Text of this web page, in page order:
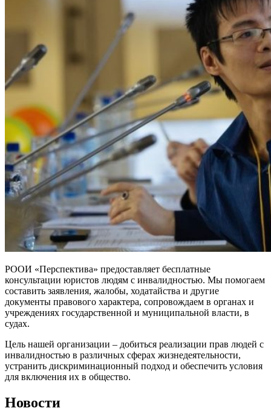
РООИ «Перспектива» предоставляет бесплатные
консультации юристов людям с инвалидностью. Мы помогаем
составить заявления, жалобы, ходатайства и другие
документы правового характера, сопровождаем в органах и
учреждениях государственной и муниципальной власти, в
судах.
Цель нашей организации – добиться реализации прав людей с
инвалидностью в различных сферах жизнедеятельности,
устранить дискриминационный подход и обеспечить условия
для включения их в общество.
Новости